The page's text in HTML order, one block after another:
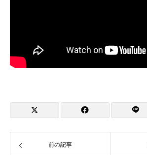
前の記事